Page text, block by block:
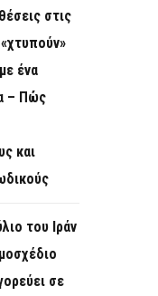
στις
ένα
– Πώς
και
του Ιράν
σε